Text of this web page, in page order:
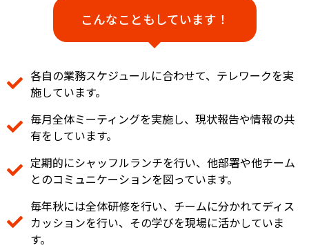
こんなこともしています！​
各自の業務スケジュールに合わせて、テレワークを実
施しています。
毎月全体ミーティングを実施し、現状報告や情報の共
有をしています。
定期的にシャッフルランチを行い、他部署や他チーム
とのコミュニケーションを図っています。
毎年秋には全体研修を行い、チームに分かれてディス
カッションを行い、その学びを現場に活かしていま
す。